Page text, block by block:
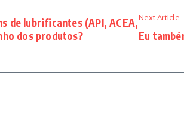
de lubrificantes (API, ACEA,
dos produtos?
Next Article
Eu